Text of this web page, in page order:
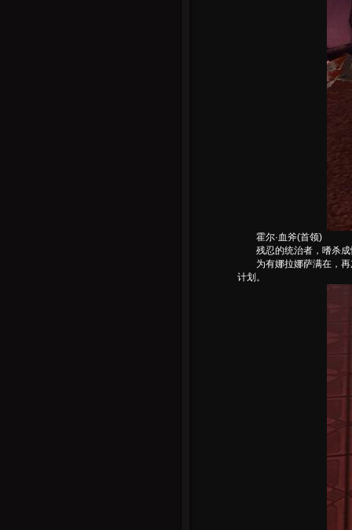
霍尔·血斧(首领)
残忍的统治者，嗜杀成
为有娜拉娜萨满在，再
计划。